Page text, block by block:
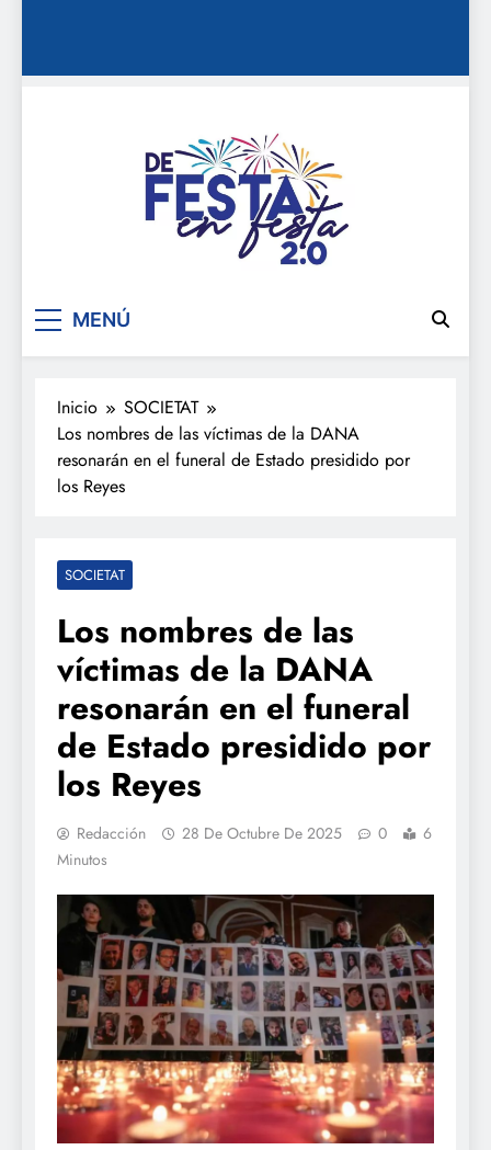
De festa en festa 2.0
MENÚ
Inicio
SOCIETAT
Los nombres de las víctimas de la DANA
resonarán en el funeral de Estado presidido por
los Reyes
SOCIETAT
Los nombres de las
víctimas de la DANA
resonarán en el funeral
de Estado presidido por
los Reyes
Redacción 28 De Octubre De 2025 0
6
Minutos